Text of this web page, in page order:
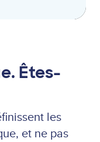
Êtes-
les
et ne pas